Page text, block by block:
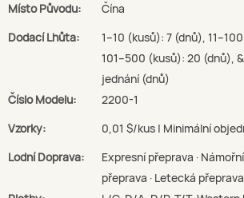
Místo Původu:
Čína
Dodací Lhůta:
1–10 (kusů): 7 (dnů),
101–500 (kusů): 20 (dnů),
jednání (dnů)
Číslo Modelu:
2200-1
Vzorky:
0,01 $/kus | Minimální
Lodní Doprava:
Expresní přeprava ·
přeprava · Letecká přeprava